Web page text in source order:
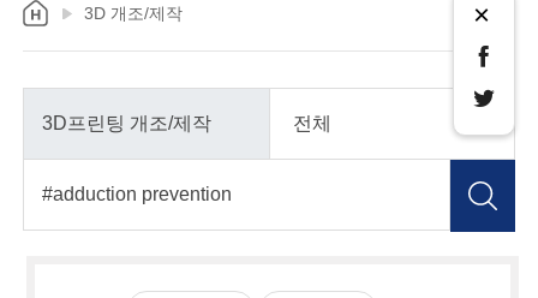
3D 개조/제작 ×